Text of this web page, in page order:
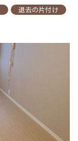
退去の片付け